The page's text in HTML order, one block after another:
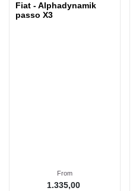
Fiat - Alphadynamik
passo X3
From
1.335,00